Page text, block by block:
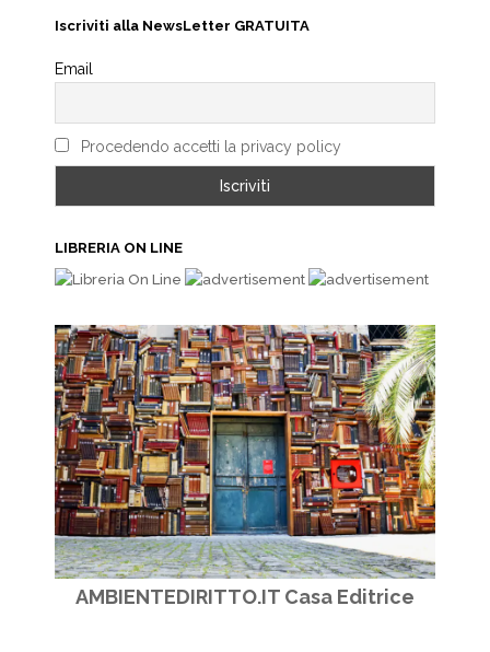
Iscriviti alla NewsLetter GRATUITA
Email
Procedendo accetti la privacy policy
LIBRERIA ON LINE
AMBIENTEDIRITTO.IT Casa Editrice